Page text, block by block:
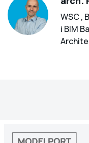
WSC ,
i BIM